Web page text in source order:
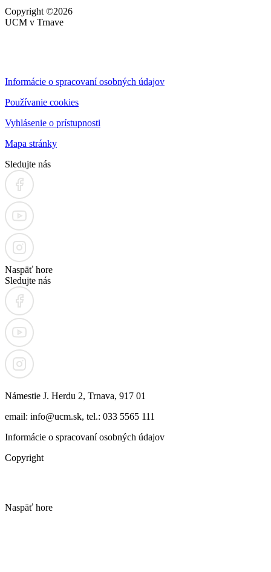
Copyright ©2026
UCM v Trnave
Informácie o spracovaní osobných údajov
Používanie cookies
Vyhlásenie o prístupnosti
Mapa stránky
Sledujte nás
Naspäť hore
Sledujte nás
Námestie J. Herdu 2, Trnava, 917 01
email: info@ucm.sk, tel.: 033 5565 111
Informácie o spracovaní osobných údajov
Copyright
Naspäť hore